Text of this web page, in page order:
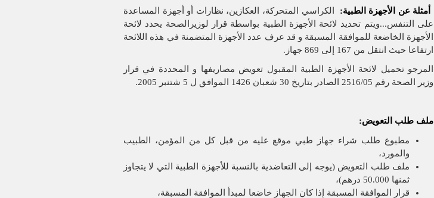
:
الكراسي المتحركة، العكازين، نظارات أو أجهزة المساعدة
على التنفس...ويتم تحديد لائحة الأجهزة الطبية بواسطة قرار لوزيرالصحة يحدد لائحة
الأجهزة الخاضعة للموافقة المسبقة و قد عرف عدد الأجهزة المتضمنة في هذه اللائحة
ارتفاعا حيث انتقل من 167 إلى 869 جهاز.
المرجوتحميل لائحة الأجهزة الطبية المقبول تعويض مصاريفها و المحددة في قرار
وزير الصحة رقم 2516/05 الصادر بتاريخ 30 شعبان 1426 الموافق ل 5 شتنبر 2005.
ملف طلب التعويض:
مطبوع طلب شراء جهاز طبي موقع عليه من قبل كل من المؤمن، الطبيب
والمورد،
ملف طلب التعويض (يوجه إلى التعاضدية بالنسبة للأجهزة الطبية التي لا يتجاوز
ثمنها 50.000 درهم)،
قرار الموافقة المسبقة إذا كان الجهاز خاضعا لمبدأ الموافقة المسبقة،